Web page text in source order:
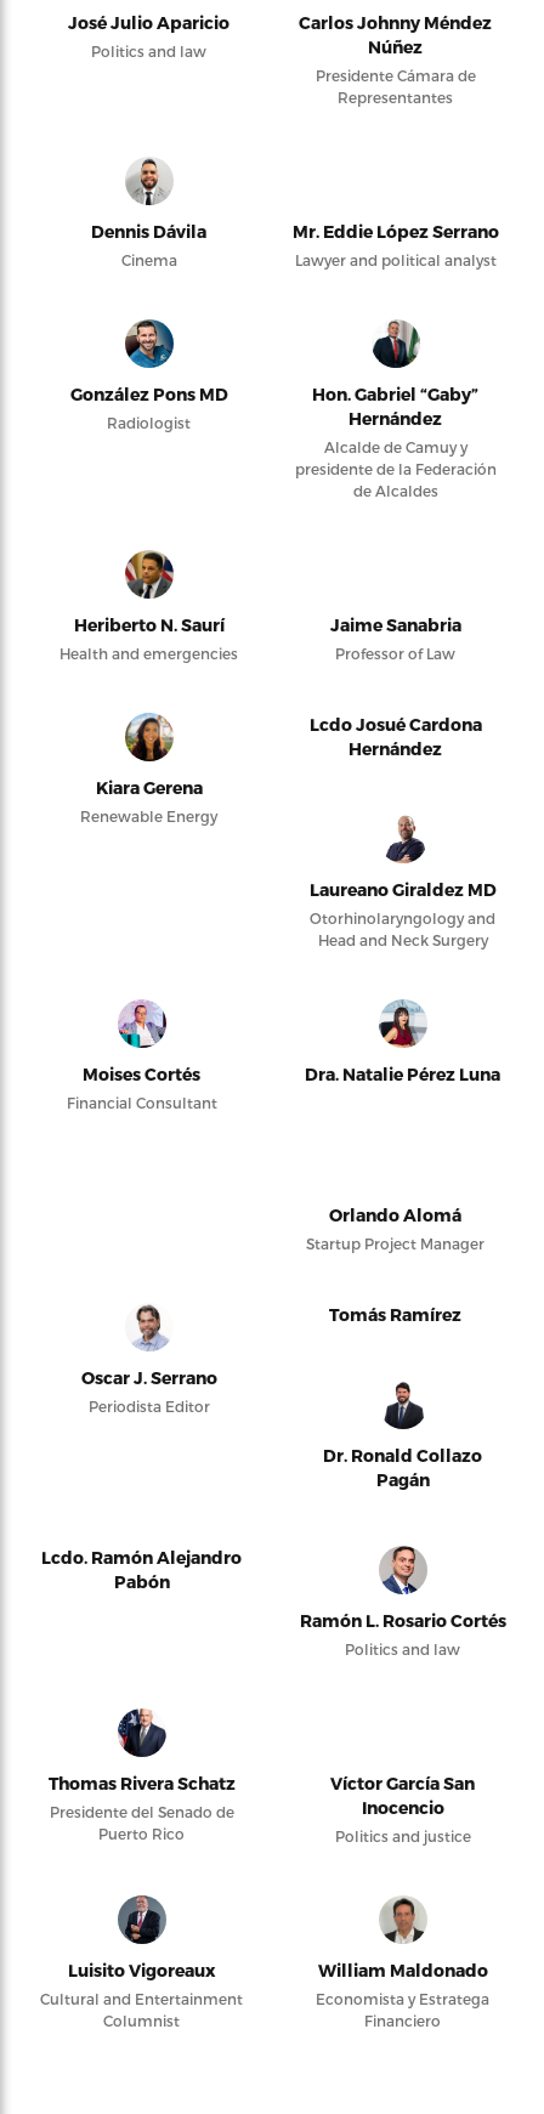
José Julio Aparicio
Politics and law
Carlos Johnny Méndez
Núñez
Presidente Cámara de
Representantes
Dennis Dávila
Cinema
Mr. Eddie López Serrano
Lawyer and political analyst
González Pons MD
Radiologist
Hon. Gabriel “Gaby”
Hernández
Alcalde de Camuy y
presidente de la Federación
de Alcaldes
Heriberto N. Saurí
Health and emergencies
Jaime Sanabria
Professor of Law
Kiara Gerena
Renewable Energy
Lcdo Josué Cardona
Hernández
Laureano Giraldez MD
Otorhinolaryngology and
Head and Neck Surgery
Moises Cortés
Financial Consultant
Dra. Natalie Pérez Luna
Orlando Alomá
Startup Project Manager
Oscar J. Serrano
Periodista Editor
Tomás Ramírez
Dr. Ronald Collazo
Pagán
Lcdo. Ramón Alejandro
Pabón
Ramón L. Rosario Cortés
Politics and law
Thomas Rivera Schatz
Presidente del Senado de
Puerto Rico
Víctor García San
Inocencio
Politics and justice
Luisito Vigoreaux
Cultural and Entertainment
Columnist
William Maldonado
Economista y Estratega
Financiero